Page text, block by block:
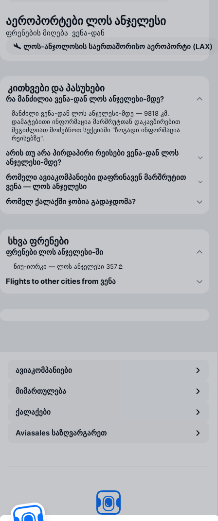
აეროპორტები ლოს ანჯელესი
ფრენების მიღება ვენა-დან
ლოს-ანჯოლოსის საერთაშორისო აეროპორტი (LAX)
კითხვები და პასუხები
რა მანძილია ვენა-დან ლოს ანჯელესი-მდე?
მანძილი ვენა-დან ლოს ანჯელესი-მდე — 9818 კმ.
დამატებითი ინფორმაცია მარშრუტთან დაკავშირებით
შეგიძლიათ მოძებნოთ სექციაში "ზოგადი ინფორმაცია
რეისებზე".
არის თუ არა პირდაპირი რეისები ვენა-დან ლოს
ანჯელესი-მდე?
რომელი ავიაკომპანიები დაფრინავენ მარშრუტით
ვენა — ლოს ანჯელესი
რომელ ქალაქში ჯობია გადაჯდომა?
სხვა ფრენები
ფრენები ლოს ანჯელესი-ში
ნიუ-იორკი — ლოს ანჯელესი 357 ₾
Flights to other cities from ვენა
ავიაკომპანიები
მიმართულება
ქალაქები
Aviasales საზღვარგარეთ